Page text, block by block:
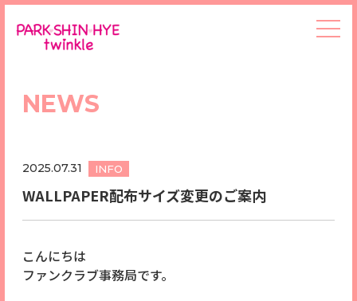
NEWS
2025.07.31 INFO
WALLPAPER配布サイズ変更のご案内
こんにちは
ファンクラブ事務局です。